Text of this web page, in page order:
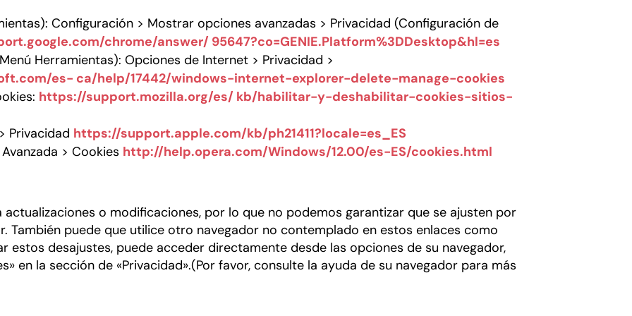
Configuración > Mostrar opciones avanzadas > Privacidad (Configuración de
chrome/answer/ 95647?co=GENIE.Platform%3DDesktop&hl=es
Herramientas): Opciones de Internet > Privacidad >
es- ca/help/17442/windows-internet-explorer-delete-manage-cookies
https://support.mozilla.org/es/ kb/habilitar-y-deshabilitar-cookies-sitios-
Privacidad https://support.apple.com/kb/ph21411?locale=es_ES
> Cookies http://help.opera.com/Windows/12.00/es-ES/cookies.html
o modificaciones, por lo que no podemos garantizar que se ajusten por
También puede que utilice otro navegador no contemplado en estos enlaces como
estos desajustes, puede acceder directamente desde las opciones de su navegador,
en la sección de «Privacidad».(Por favor, consulte la ayuda de su navegador para más